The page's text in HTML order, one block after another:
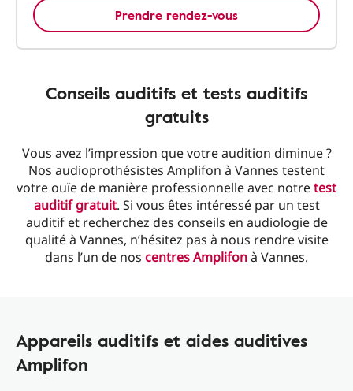
Prendre rendez-vous
Conseils auditifs et tests auditifs
gratuits
Vous avez l’impression que votre audition diminue ?
Nos audioprothésistes Amplifon à Vannes testent
votre ouïe de manière professionnelle avec notretest
auditif gratuit. Si vous êtes intéressé par un test
auditif et recherchez des conseils en audiologie de
qualité à Vannes, n’hésitez pas à nous rendre visite
dans l’un de nos centres Amplifonà Vannes.
Appareils auditifs et aides auditives
Amplifon